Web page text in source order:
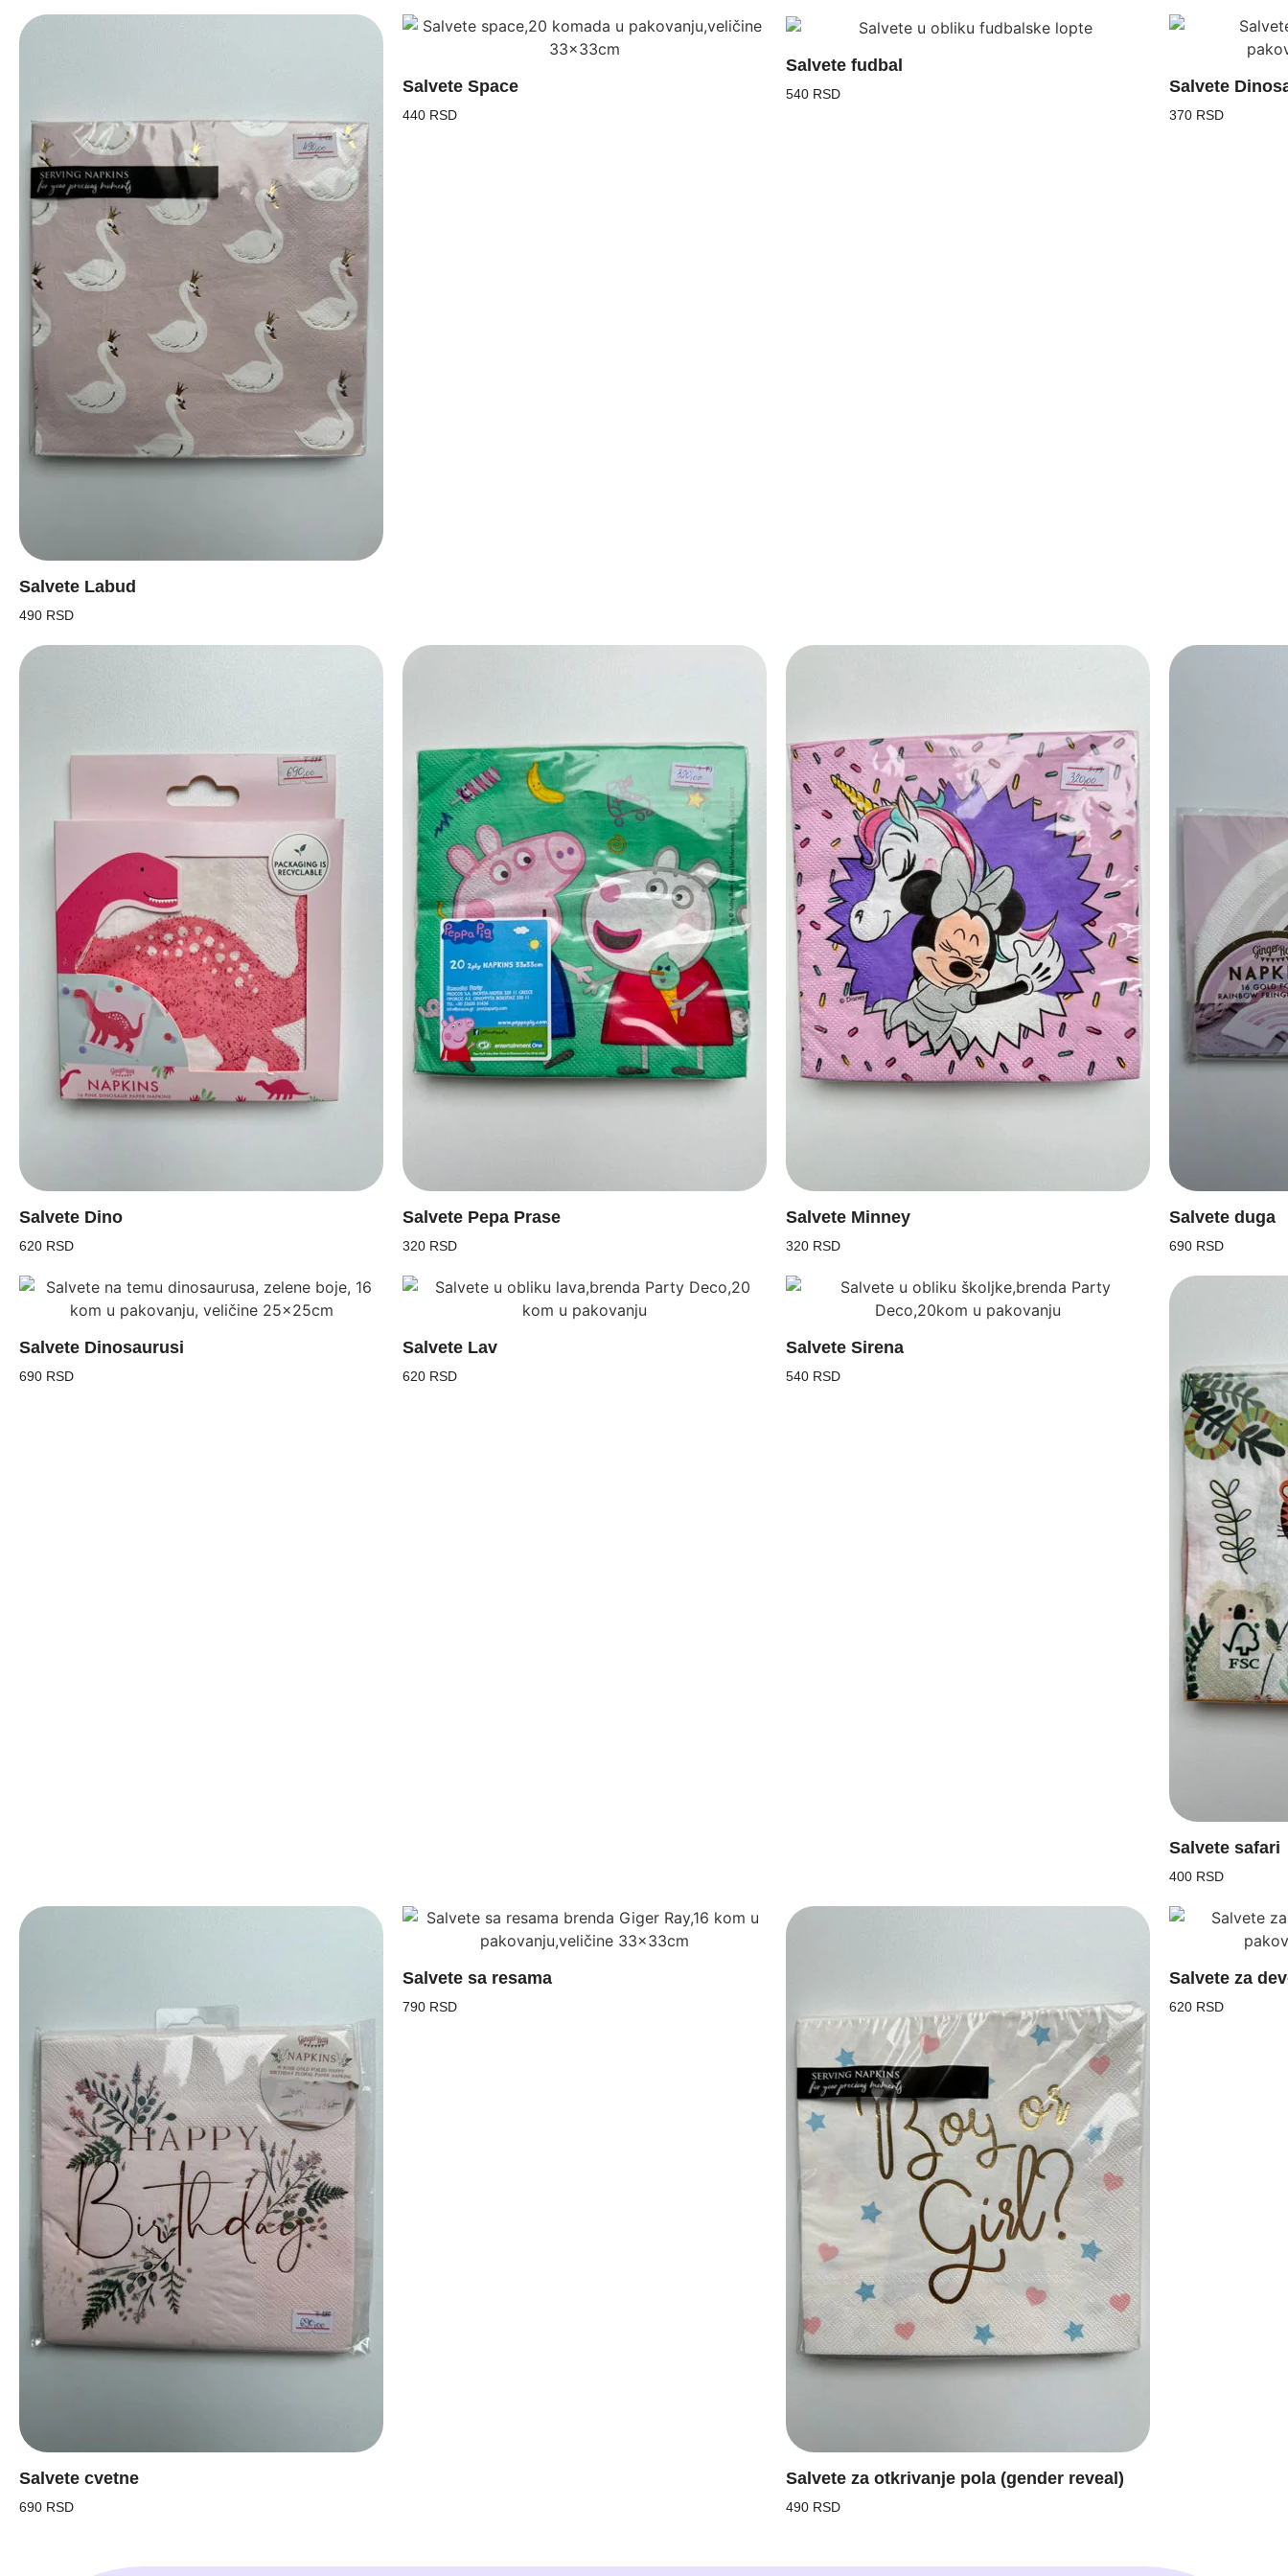
Salvete Labud
490 RSD
Salvete Space
440 RSD
Salvete fudbal
540 RSD Salvete
370 RSD
Salvete Dino
620 RSD
Salvete Pepa Prase
320 RSD
Salvete Minney
320 RSD
Salvete duga
690 RSD
Salvete Dinosaurusi
690 RSD
Salvete Lav
620 RSD
Salvete Sirena
540 RSD
Salvete safari
400 RSD
Salvete cvetne
690 RSD
Salvete sa resama
790 RSD
Salvete za otkrivanje pola (gender reveal)
490 RSD
Salvete za
620 RSD